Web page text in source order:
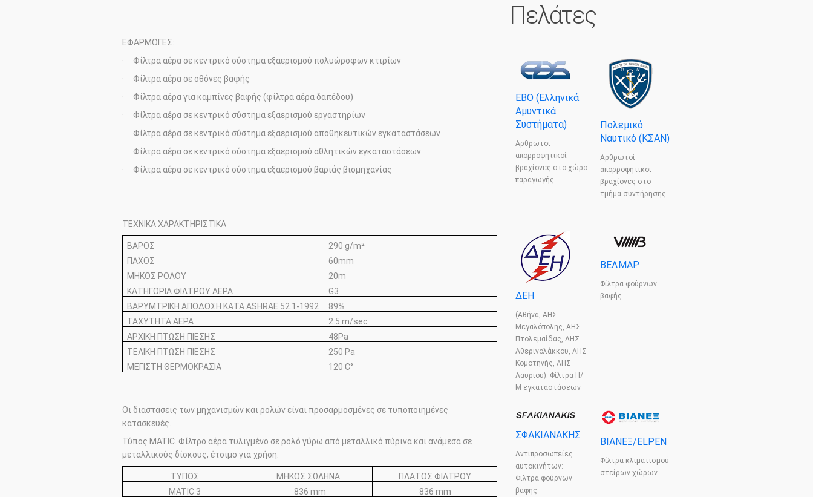
ΕΦΑΡΜΟΓΕΣ:
· Φίλτρα αέρα σε κεντρικό σύστημα εξαερισμού πολυώροφων κτιρίων
· Φίλτρα αέρα σε οθόνες βαφής
· Φίλτρα αέρα για καμπίνες βαφής (φίλτρα αέρα δαπέδου)
· Φίλτρα αέρα σε κεντρικό σύστημα εξαερισμού εργαστηρίων
· Φίλτρα αέρα σε κεντρικό σύστημα εξαερισμού αποθηκευτικών εγκαταστάσεων
· Φίλτρα αέρα σε κεντρικό σύστημα εξαερισμού αθλητικών εγκαταστάσεων
· Φίλτρα αέρα σε κεντρικό σύστημα εξαερισμού βαριάς βιομηχανίας
ΤΕΧΝΙΚΑ ΧΑΡΑΚΤΗΡΙΣΤΙΚΑ
ΒΑΡΟΣ
290 g/m²
ΠΑΧΟΣ
60mm
ΜΗΚΟΣ ΡΟΛΟΥ
20m
ΚΑΤΗΓΟΡΙΑ ΦΙΛΤΡΟΥ ΑΕΡΑ
G3
ΒΑΡΥΜΤΡΙΚΗ ΑΠΟΔΟΣΗ ΚΑΤΑ ASHRAE 52.1-1992
89%
ΤΑΧΥΤΗΤΑ ΑΕΡΑ
2.5 m/sec
ΑΡΧΙΚΗ ΠΤΩΣΗ ΠΙΕΣΗΣ
48Pa
ΤΕΛΙΚΗ ΠΤΩΣΗ ΠΙΕΣΗΣ
250 Pa
ΜΕΓΙΣΤΗ ΘΕΡΜΟΚΡΑΣΙΑ
120 C°
Οι διαστάσεις των μηχανισμών και ρολών είναι προσαρμοσμένες σε τυποποιημένες
κατασκευές.
Τύπος MATIC. Φίλτρο αέρα τυλιγμένο σε ρολό γύρω από μεταλλικό πύρινα και ανάμεσα σε
μεταλλικούς δίσκους, έτοιμο για χρήση.
ΤΥΠΟΣ ΜΗΚΟΣ ΣΩΛΗΝΑ
ΠΛΑΤΟΣ ΦΙΛΤΡΟΥ
MATIC 3
836 mm
836 mm
Πελάτες
ΕΒΟ (Ελληνικά
Αμυντικά
Συστήματα)
Αρθρωτοί
απορροφητικοί
βραχίονες στο χώρο
παραγωγής
Πολεμικό
Ναυτικό (ΚΣΑΝ)
Αρθρωτοί
απορροφητικοί
βραχίονες στο
τμήμα συντήρησης
ΔΕΗ
(Αθήνα, ΑΗΣ
Μεγαλόπολης, ΑΗΣ
Πτολεμαίδας, ΑΗΣ
Αθερινολάκκου, ΑΗΣ
Κομοτηνής, ΑΗΣ
Λαυρίου): Φίλτρα Η/
Μ εγκαταστάσεων
ΒΕΛΜΑΡ
Φίλτρα φούρνων
βαφής
ΣΦΑΚΙΑΝΑΚΗΣ
Αντιπροσωπείες
αυτοκινήτων:
Φίλτρα φούρνων
βαφής
ΒΙΑΝΕΞ/ELPEN
Φίλτρα κλιματισμού
στείρων χώρων